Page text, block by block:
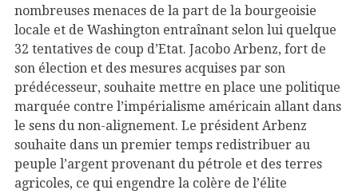
nombreuses menaces de la part de la bourgeoisie
locale et de Washington entraînant selon lui quelque
32 tentatives de coup d’Etat. Jacobo Arbenz, fort de
son élection et des mesures acquises par son
prédécesseur, souhaite mettre en place une politique
marquée contre l’impérialisme américain allant dans
le sens du non-alignement. Le président Arbenz
souhaite dans un premier temps redistribuer au
peuple l’argent provenant du pétrole et des terres
agricoles, ce qui engendre la colère de l’élite